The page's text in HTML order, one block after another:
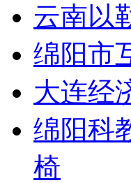
云南以
绵阳市
大连经
绵阳科
椅